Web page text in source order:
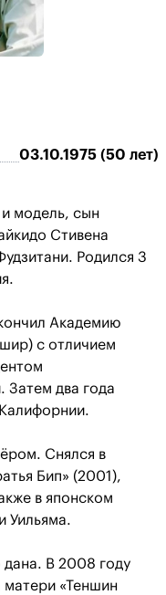
03.10.1975 (50 лет)
модель, сын
Стивена
Родился 3
Академию
с отличием
Затем два года
Снялся в
Бип» (2001),
в японском
Уильяма.
дана. В 2008 году
матери «Теншин